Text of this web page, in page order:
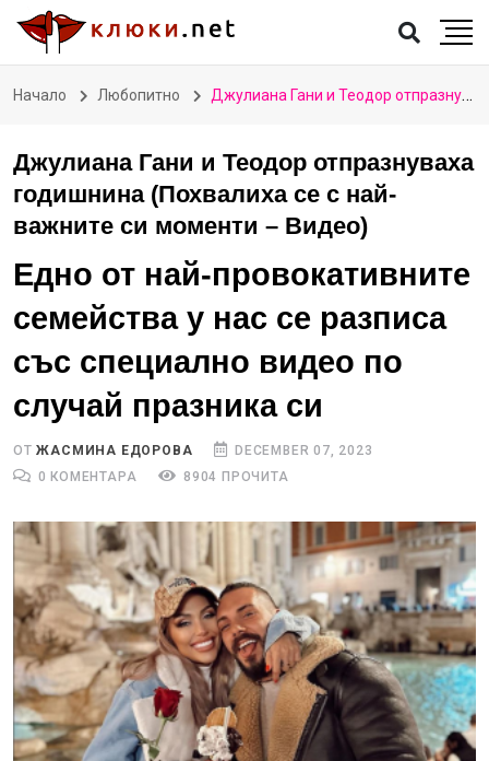
Начало Любопитно Джулиана Гани и Теодор отпразнуваха годишнина (Похвалиха се с най-важните си моменти – Видео)
Джулиана Гани и Теодор отпразнуваха
годишнина (Похвалиха се с най-
важните си моменти – Видео)
Едно от най-провокативните
семейства у нас се разписа
със специално видео по
случай празника си
ОТЖАСМИНА ЕДОРОВА
DECEMBER 07, 2023
0 КОМЕНТАРА
8904 ПРОЧИТА